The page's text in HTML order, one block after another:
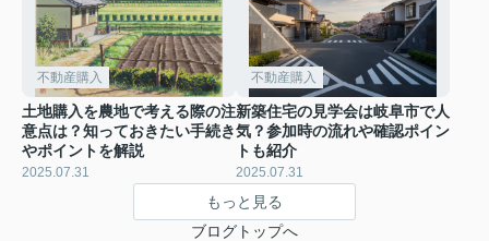
不動産購入
土地購入を農地で考える際の注
意点は？知っておきたい手続き
やポイントを解説
2025.07.31
不動産購入
新築住宅の見学会は岐阜市で人
気？参加時の流れや確認ポイン
トも紹介
2025.07.31
もっと見る
ブログトップへ